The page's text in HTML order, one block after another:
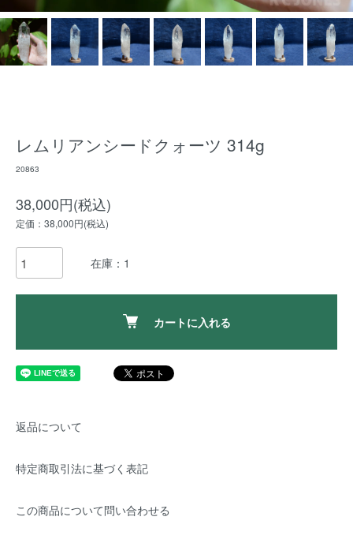
レムリアンシードクォーツ 314g
20863
38,000円(税込)
定価：38,000円(税込)
在庫：1
カートに入れる
返品について
特定商取引法に基づく表記
この商品について問い合わせる